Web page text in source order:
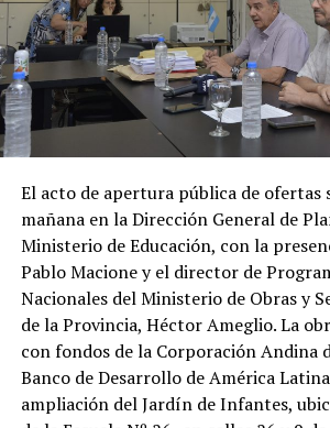
El acto de apertura pública de ofertas
mañana en la Dirección General de
Ministerio de Educación, con la
Pablo Macione y el director de
Nacionales del Ministerio de Obras y
de la Provincia, Héctor Ameglio. La
con fondos de la Corporación Andina
Banco de Desarrollo de América
ampliación del Jardín de Infantes,